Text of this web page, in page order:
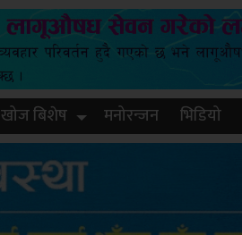
खोज बिशेष मनोरन्जन भिडियो